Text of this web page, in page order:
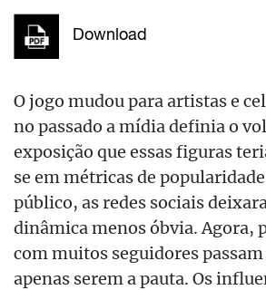
Download
O jogo mudou para artistas e
no passado a mídia definia o
exposição que essas figuras
se em métricas de
público, as redes sociais
dinâmica menos óbvia. Agora,
com muitos seguidores
apenas serem a pauta. Os